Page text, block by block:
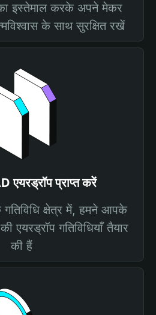
इस्तेमाल करके अपने मेकर
के साथ सुरक्षित रखें
एयरड्रॉप प्राप्त करें
क्षेत्र में, हमने आपके
एयरड्रॉप गतिविधियाँ तैयार
की हैं